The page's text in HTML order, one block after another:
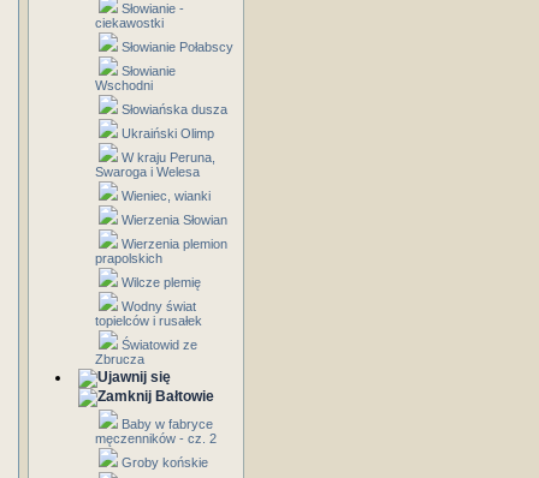
Słowianie -
ciekawostki
Słowianie Połabscy
Słowianie
Wschodni
Słowiańska dusza
Ukraiński Olimp
W kraju Peruna,
Swaroga i Welesa
Wieniec, wianki
Wierzenia Słowian
Wierzenia plemion
prapolskich
Wilcze plemię
Wodny świat
topielców i rusałek
Światowid ze
Zbrucza
Bałtowie
Baby w fabryce
męczenników - cz. 2
Groby końskie